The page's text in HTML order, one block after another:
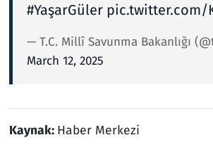
#YaşarGüler pic.twitter.com/
— T.C. Millî Savunma Bakanlığı
March 12, 2025
Kaynak: Haber Merkezi